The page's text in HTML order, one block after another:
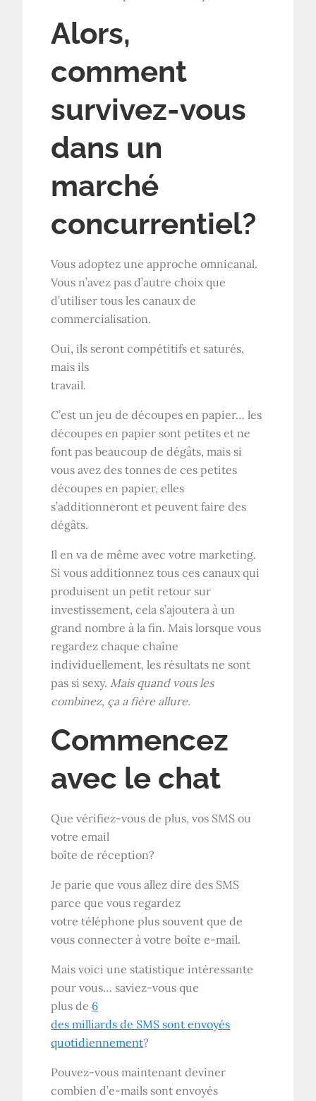
Alors,
comment
survivez-vous
dans un
marché
concurrentiel?
Vous adoptez une approche omnicanal.
Vous n’avez pas d’autre choix que
d’utiliser tous les canaux de
commercialisation.
Oui, ils seront compétitifs et saturés,
mais ils
travail.
C’est un jeu de découpes en papier… les
découpes en papier sont petites et ne
font pas beaucoup de dégâts, mais si
vous avez des tonnes de ces petites
découpes en papier, elles
s’additionneront et peuvent faire des
dégâts.
Il en va de même avec votre marketing.
Si vous additionnez tous ces canaux qui
produisent un petit retour sur
investissement, cela s’ajoutera à un
grand nombre à la fin. Mais lorsque vous
regardez chaque chaîne
individuellement, les résultats ne sont
pas si sexy. Mais quand vous les
combinez, ça a fière allure.
Commencez
avec le chat
Que vérifiez-vous de plus, vos SMS ou
votre email
boîte de réception?
Je parie que vous allez dire des SMS
parce que vous regardez
votre téléphone plus souvent que de
vous connecter à votre boîte e-mail.
Mais voici une statistique intéressante
pour vous… saviez-vous que
plus de 6
des milliards de SMS sont envoyés
quotidiennement?
Pouvez-vous maintenant deviner
combien d’e-mails sont envoyés